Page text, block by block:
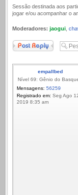
Sessão destinada aos
jogar e/ou acompanhar o
Moderadores: jaogui
Responder
empallbed
Nível 69: Gênio do
Mensagens: 56259
Registrado em: Seg Ago
2019 8:35 am